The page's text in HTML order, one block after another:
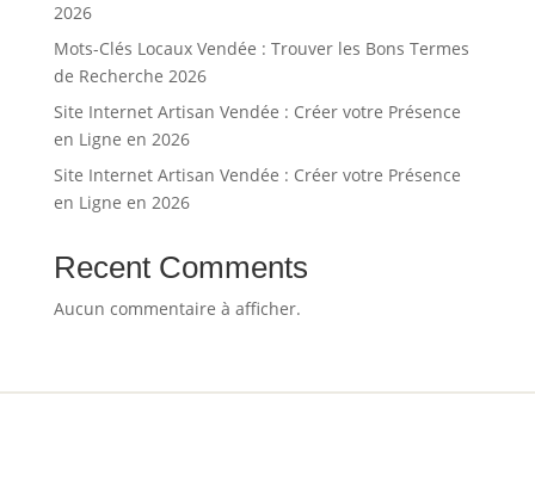
2026
Mots-Clés Locaux Vendée : Trouver les Bons Termes
de Recherche 2026
Site Internet Artisan Vendée : Créer votre Présence
en Ligne en 2026
Site Internet Artisan Vendée : Créer votre Présence
en Ligne en 2026
Recent Comments
Aucun commentaire à afficher.